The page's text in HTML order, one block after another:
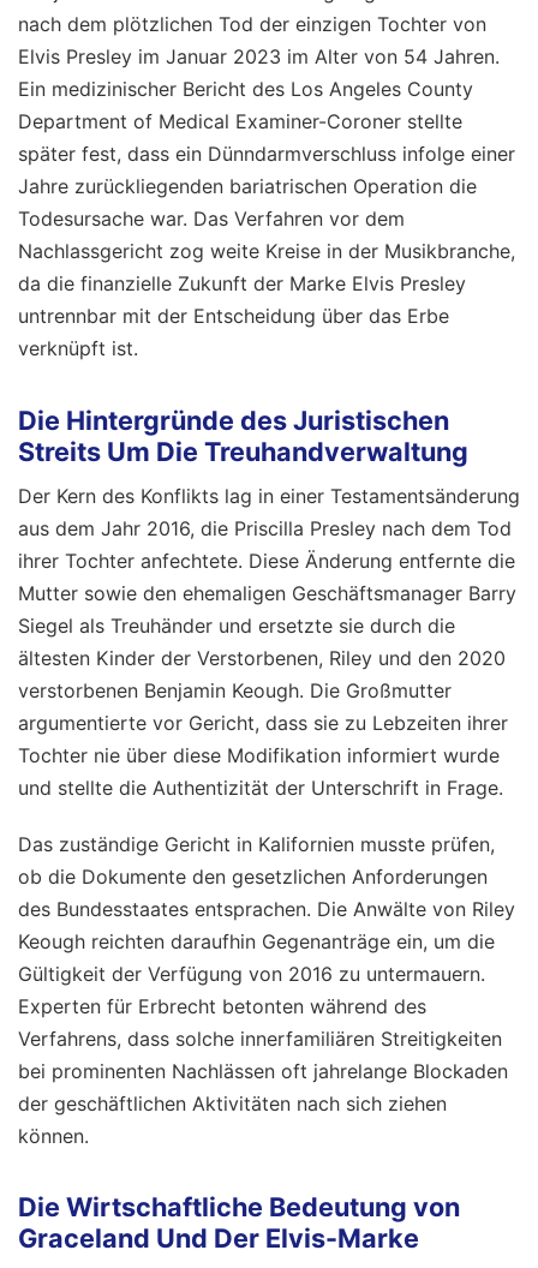
nach dem plötzlichen Tod der einzigen Tochter von
Elvis Presley im Januar 2023 im Alter von 54 Jahren.
Ein medizinischer Bericht des Los Angeles County
Department of Medical Examiner-Coroner stellte
später fest, dass ein Dünndarmverschluss infolge einer
Jahre zurückliegenden bariatrischen Operation die
Todesursache war. Das Verfahren vor dem
Nachlassgericht zog weite Kreise in der Musikbranche,
da die finanzielle Zukunft der Marke Elvis Presley
untrennbar mit der Entscheidung über das Erbe
verknüpft ist.
Die Hintergründe des Juristischen
Streits Um Die Treuhandverwaltung
Der Kern des Konflikts lag in einer Testamentsänderung
aus dem Jahr 2016, die Priscilla Presley nach dem Tod
ihrer Tochter anfechtete. Diese Änderung entfernte die
Mutter sowie den ehemaligen Geschäftsmanager Barry
Siegel als Treuhänder und ersetzte sie durch die
ältesten Kinder der Verstorbenen, Riley und den 2020
verstorbenen Benjamin Keough. Die Großmutter
argumentierte vor Gericht, dass sie zu Lebzeiten ihrer
Tochter nie über diese Modifikation informiert wurde
und stellte die Authentizität der Unterschrift in Frage.
Das zuständige Gericht in Kalifornien musste prüfen,
ob die Dokumente den gesetzlichen Anforderungen
des Bundesstaates entsprachen. Die Anwälte von Riley
Keough reichten daraufhin Gegenanträge ein, um die
Gültigkeit der Verfügung von 2016 zu untermauern.
Experten für Erbrecht betonten während des
Verfahrens, dass solche innerfamiliären Streitigkeiten
bei prominenten Nachlässen oft jahrelange Blockaden
der geschäftlichen Aktivitäten nach sich ziehen
können.
Die Wirtschaftliche Bedeutung von
Graceland Und Der Elvis-Marke